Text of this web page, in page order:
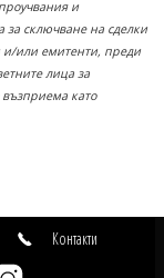
и
сключване на сделки
или емитенти, преди
лица за
възприема като
Контакти